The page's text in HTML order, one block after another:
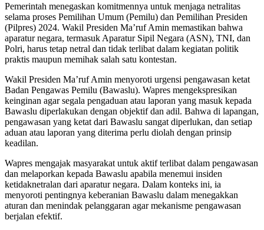
Pemerintah menegaskan komitmennya untuk menjaga netralitas
selama proses Pemilihan Umum (Pemilu) dan Pemilihan Presiden
(Pilpres) 2024. Wakil Presiden Ma’ruf Amin memastikan bahwa
aparatur negara, termasuk Aparatur Sipil Negara (ASN), TNI, dan
Polri, harus tetap netral dan tidak terlibat dalam kegiatan politik
praktis maupun memihak salah satu kontestan.
Wakil Presiden Ma’ruf Amin menyoroti urgensi pengawasan ketat
Badan Pengawas Pemilu (Bawaslu). Wapres mengekspresikan
keinginan agar segala pengaduan atau laporan yang masuk kepada
Bawaslu diperlakukan dengan objektif dan adil. Bahwa di lapangan,
pengawasan yang ketat dari Bawaslu sangat diperlukan, dan setiap
aduan atau laporan yang diterima perlu diolah dengan prinsip
keadilan.
Wapres mengajak masyarakat untuk aktif terlibat dalam pengawasan
dan melaporkan kepada Bawaslu apabila menemui insiden
ketidaknetralan dari aparatur negara. Dalam konteks ini, ia
menyoroti pentingnya keberanian Bawaslu dalam menegakkan
aturan dan menindak pelanggaran agar mekanisme pengawasan
berjalan efektif.